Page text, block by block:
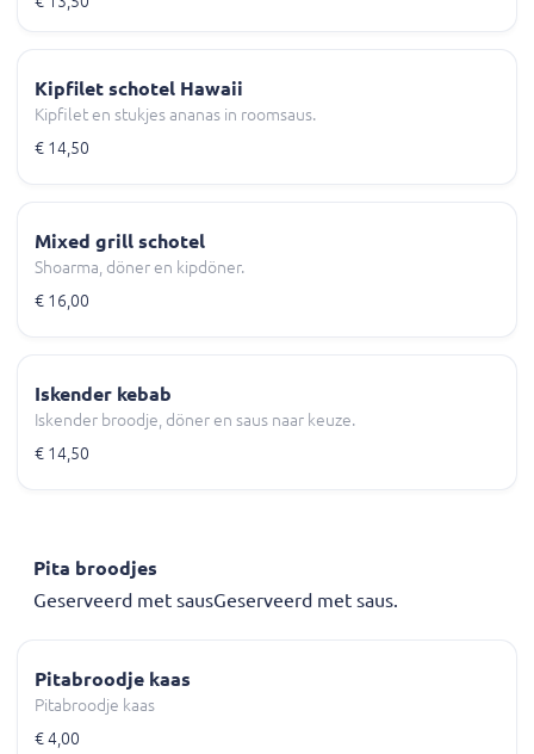
Kipfilet schotel Hawaii
Kipfilet en stukjes ananas in roomsaus.
€ 14,50
Mixed grill schotel
Shoarma, döner en kipdöner.
€ 16,00
Iskender kebab
Iskender broodje, döner en saus naar keuze.
€ 14,50
Pita broodjes
Geserveerd met sausGeserveerd met saus.
Pitabroodje kaas
Pitabroodje kaas
€ 4,00